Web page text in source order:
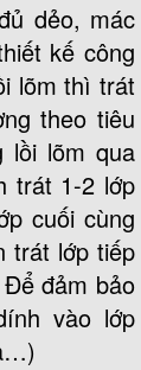
dẻo, mác
kế công
lõm thì trát
theo tiêu
lồi lõm qua
trát 1-2 lớp
cuối cùng
trát lớp tiếp
đảm bảo
vào lớp